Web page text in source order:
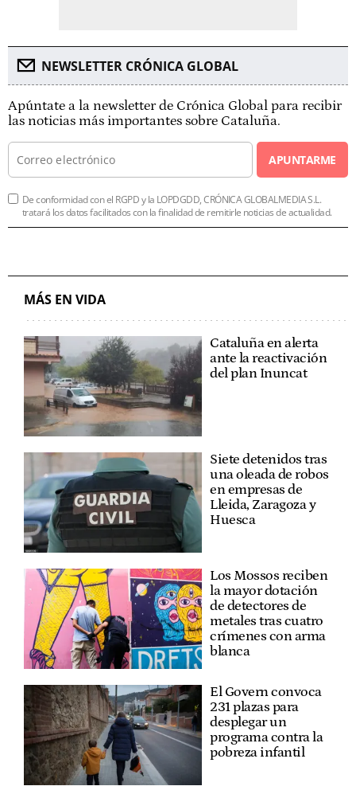
NEWSLETTER CRÓNICA GLOBAL
Apúntate a la newsletter de Crónica Global para recibir
las noticias más importantes sobre Cataluña.
APUNTARME
De conformidad con el RGPD y la LOPDGDD, CRÓNICA GLOBALMEDIA S.L.
tratará los datos facilitados con la finalidad de remitirle noticias de actualidad.
MÁS EN VIDA
Cataluña en alerta
ante la reactivación
del plan Inuncat
Siete detenidos tras
una oleada de robos
en empresas de
Lleida, Zaragoza y
Huesca
Los Mossos reciben
la mayor dotación
de detectores de
metales tras cuatro
crímenes con arma
blanca
El Govern convoca
231 plazas para
desplegar un
programa contra la
pobreza infantil